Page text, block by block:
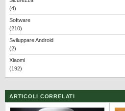
(4)
Software
(210)
Sviluppare Android
(2)
Xiaomi
(192)
ARTICOLI CORRELATI